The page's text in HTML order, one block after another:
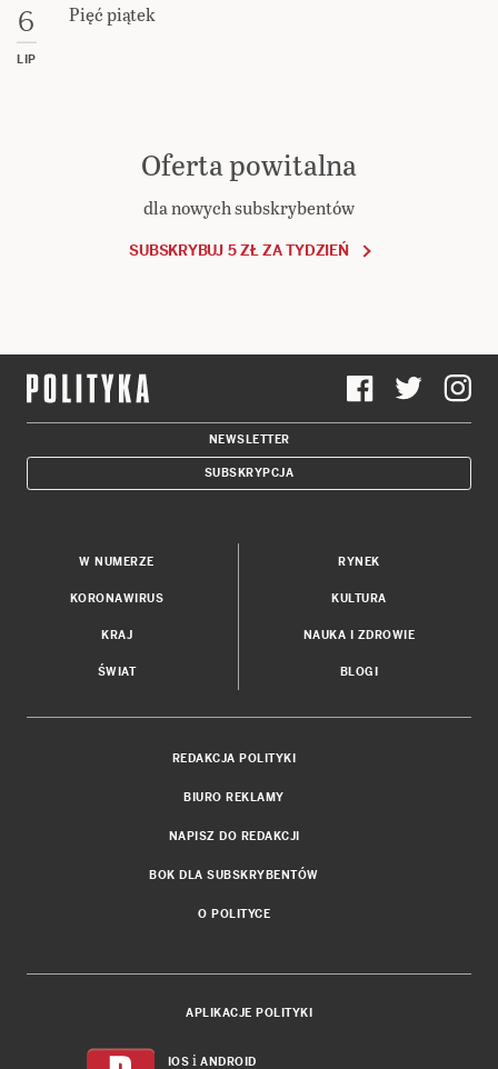
6
LIP
Pięć piątek
Oferta powitalna
dla nowych subskrybentów
SUBSKRYBUJ 5 ZŁ ZA TYDZIEŃ
NEWSLETTER
SUBSKRYPCJA
W NUMERZE
KORONAWIRUS
KRAJ
ŚWIAT
RYNEK
KULTURA
NAUKA I ZDROWIE
BLOGI
REDAKCJA POLITYKI
BIURO REKLAMY
NAPISZ DO REDAKCJI
BOK DLA SUBSKRYBENTÓW
O POLITYCE
APLIKACJE POLITYKI
IOS i ANDROID